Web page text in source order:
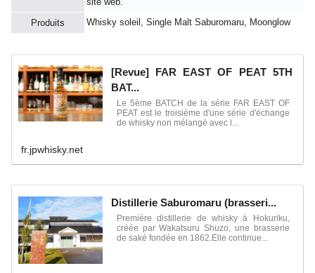
Produits
Whisky soleil, Single Malt Saburomaru, Moonglow
[Revue] FAR EAST OF PEAT 5TH
BAT...
Le 5ème BATCH de la série FAR EAST OF
PEAT est le troisième d'une série d'échange
de whisky non mélangé avec l...
fr.jpwhisky.net
Distillerie Saburomaru (brasseri...
Première distillerie de whisky à Hokuriku,
créée par Wakatsuru Shuzo, une brasserie
de saké fondée en 1862.Elle continue...